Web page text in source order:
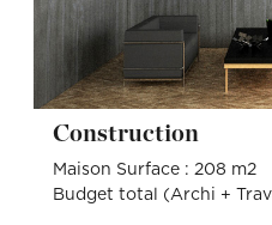
Construction
Maison Surface : 208 m2
Budget total (Archi +